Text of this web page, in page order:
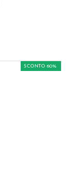
SCONTO 60%